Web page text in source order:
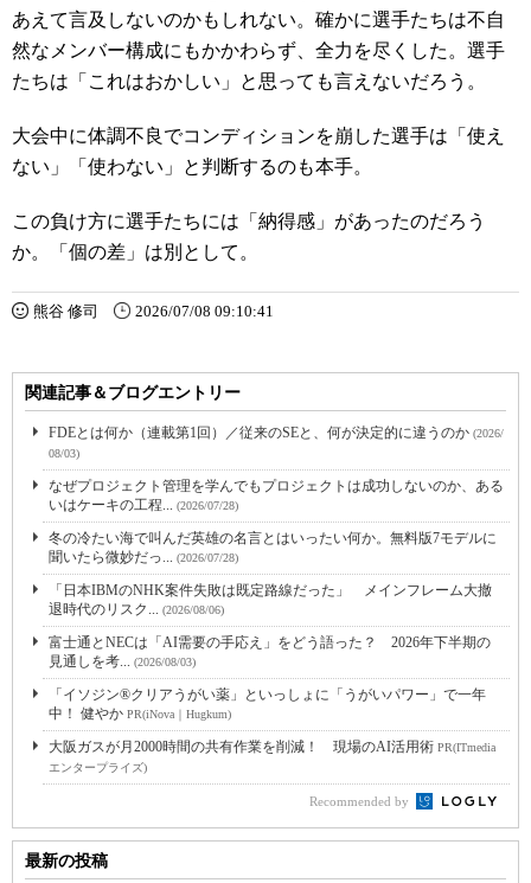
あえて言及しないのかもしれない。確かに選手たちは不自
然なメンバー構成にもかかわらず、全力を尽くした。選手
たちは「これはおかしい」と思っても言えないだろう。
大会中に体調不良でコンディションを崩した選手は「使え
ない」「使わない」と判断するのも本手。
この負け方に選手たちには「納得感」があったのだろう
か。「個の差」は別として。
熊谷 修司 2026/07/08 09:10:41
関連記事＆ブログエントリー
FDEとは何か（連載第1回）／従来のSEと、何が決定的に違うのか (2026/
08/03)
なぜプロジェクト管理を学んでもプロジェクトは成功しないのか、ある
いはケーキの工程... (2026/07/28)
冬の冷たい海で叫んだ英雄の名言とはいったい何か。無料版7モデルに
聞いたら微妙だっ... (2026/07/28)
「日本IBMのNHK案件失敗は既定路線だった」 メインフレーム大撤
退時代のリスク... (2026/08/06)
富士通とNECは「AI需要の手応え」をどう語った？ 2026年下半期の
見通しを考... (2026/08/03)
「イソジン®クリアうがい薬」といっしょに「うがいパワー」で一年
中！ 健やか PR(iNova｜Hugkum)
大阪ガスが月2000時間の共有作業を削減！ 現場のAI活用術 PR(ITmedia
エンタープライズ)
Recommended by
最新の投稿